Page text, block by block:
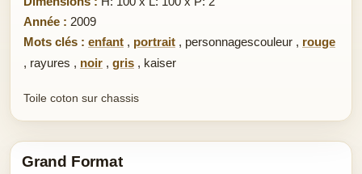
Année : 2009
Mots clés : enfant , portrait , personnagescouleur , rouge
, rayures , noir , gris , kaiser
Toile coton sur chassis
Grand Format